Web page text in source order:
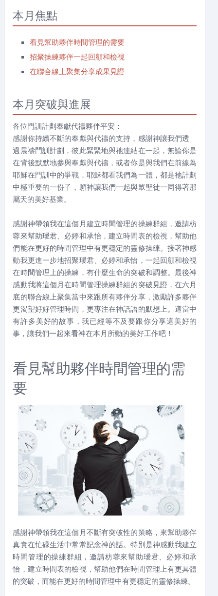
本月焦點
看見幫助夥伴時間管理的需要
招聚操練夥伴一起回顧和檢視
在聯合線上聚集分享成果見證
本月突破與進展
各位門訓計劃奉獻代禱夥伴平安：
感謝你持續不斷的奉獻與代禱的支持，感謝神讓我們透
過晨禱門訓計劃，彼此緊緊地與祂連結在一起，無論你是
在背後默默地參與奉獻與代禱，或者你是與我們在前線為
耶穌在門訓中的爭戰，耶穌都看我們為一體，都是祂計劃
中極重要的一份子，願神讓我們一起與眾聖徒一同得著那
屬天的美好基業。
感謝神帶領我在這個月建立時間管理的操練群組，邀請枋
蓉來幫助璦君、必婷和承怡，建立時間表的檢視，幫助他
們能在更好的時間管理中有更穩定的靈修操練。接著神感
動我更進一步地招聚璦君、必婷和承怡，一起回顧和檢視
在時間管理上的操練，有什麼生命的突破和調整。最後神
感動我將這個月在時間管理操練群組的突破見證，在六月
底的聯合線上聚集當中來跟所有夥伴分享，激勵許多夥伴
更渴望好好管理時間，更專注在神話語的默想上。這當中
有許多美好的故事，我已經等不及要跟你分享這美好的
事，讓我們一起來看神在本月所動的美好工作吧！
看見幫助夥伴時間管理的需
要
感謝神帶領我在這個月不斷有突破性的策略，來幫助夥伴
真實在忙碌生活中常常記念神的話。特別是神感動我建立
時間管理的操練群組，邀請枋蓉來幫助璦君、必婷和承
怡，建立時間表的檢視，幫助他們在時間管理上有更具體
的突破，而能在更好的時間管理中有更穩定的靈修操練。